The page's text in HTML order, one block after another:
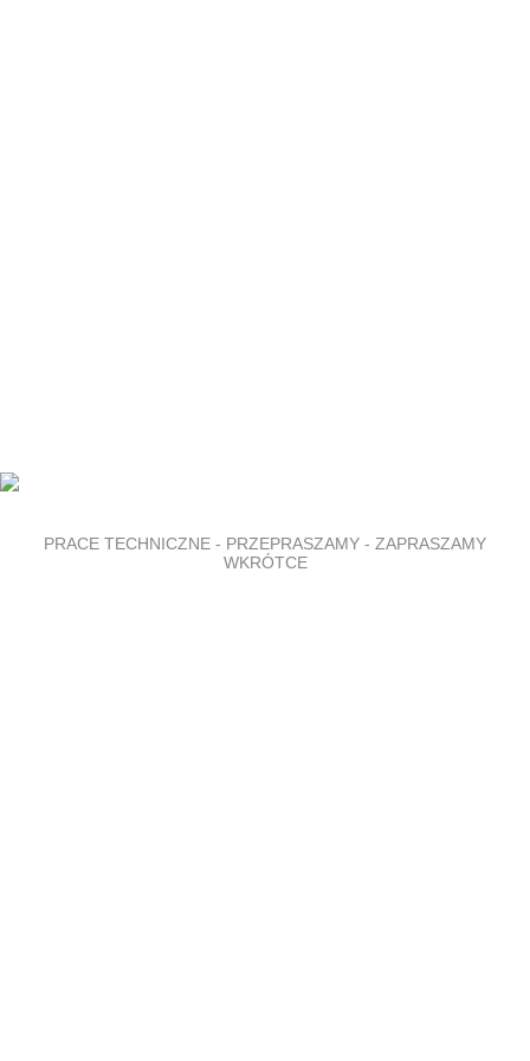
PRACE TECHNICZNE - PRZEPRASZAMY - ZAPRASZAMY
WKRÓTCE